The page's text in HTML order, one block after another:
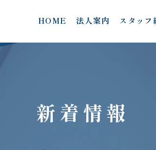
HOME 法人案内 スタッフ
新着情報